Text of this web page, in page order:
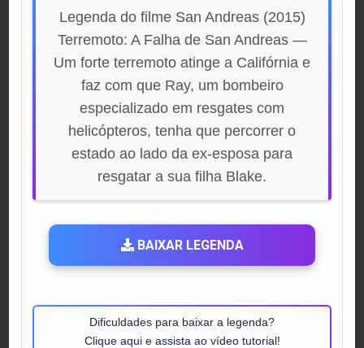
Legenda do filme San Andreas (2015)
Terremoto: A Falha de San Andreas —
Um forte terremoto atinge a Califórnia e
faz com que Ray, um bombeiro
especializado em resgates com
helicópteros, tenha que percorrer o
estado ao lado da ex-esposa para
resgatar a sua filha Blake.
BAIXAR LEGENDA
Dificuldades para baixar a legenda?
Clique aqui e assista ao vídeo tutorial!